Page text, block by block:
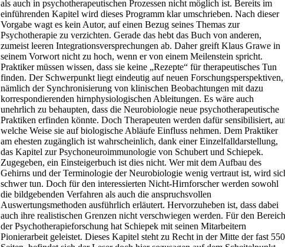
als auch in psychotherapeutischen Prozessen nicht möglich ist. Bereits im
einführenden Kapitel wird dieses Programm klar umschrieben. Nach dieser
Vorgabe wagt es kein Autor, auf einen Bezug seines Themas zur
Psychotherapie zu verzichten. Gerade das hebt das Buch von anderen,
zumeist leeren Integrationsversprechungen ab. Daher greift Klaus Grawe in
seinem Vorwort nicht zu hoch, wenn er von einem Meilenstein spricht.
Praktiker müssen wissen, dass sie keine „Rezepte“ für therapeutisches Tun
finden. Der Schwerpunkt liegt eindeutig auf neuen Forschungsperspektiven,
nämlich der Synchronisierung von klinischen Beobachtungen mit dazu
korrespondierenden hirnphysiologischen Ableitungen. Es wäre auch
unehrlich zu behaupten, dass die Neurobiologie neue psychotherapeutische
Praktiken erfinden könnte. Doch Therapeuten werden dafür sensibilisiert,
welche Weise sie auf biologische Abläufe Einfluss nehmen. Dem Praktiker
am ehesten zugänglich ist wahrscheinlich, dank einer Einzelfalldarstellung,
das Kapitel zur Psychoneuroimmunologie von Schubert und Schiepek.
Zugegeben, ein Einsteigerbuch ist dies nicht. Wer mit dem Aufbau des
Gehirns und der Terminologie der Neurobiologie wenig vertraut ist, wird
schwer tun. Doch für den interessierten Nicht-Hirnforscher werden sowohl
die bildgebenden Verfahren als auch die anspruchsvollen
Auswertungsmethoden ausführlich erläutert. Hervorzuheben ist, dass dabei
auch ihre realistischen Grenzen nicht verschwiegen werden. Für den Bereich
der Psychotherapieforschung hat Schiepek mit seinen Mitarbeitern
Pionierarbeit geleistet. Dieses Kapitel steht zu Recht in der Mitte der fast 550